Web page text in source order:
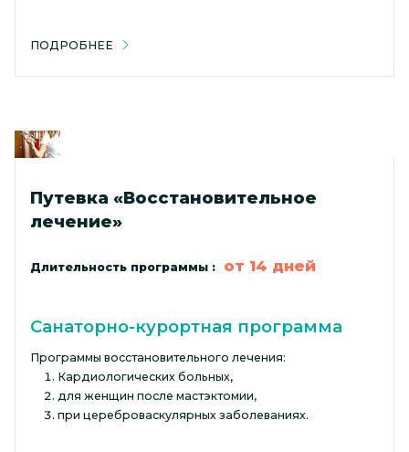
ПОДРОБНЕЕ
Путевка «Восстановительное
лечение»
Длительность программы : от 14 дней
Санаторно-курортная программа
Программы восстановительного лечения:
Кардиологических больных,
для женщин после мастэктомии,
при цереброваскулярных заболеваниях.